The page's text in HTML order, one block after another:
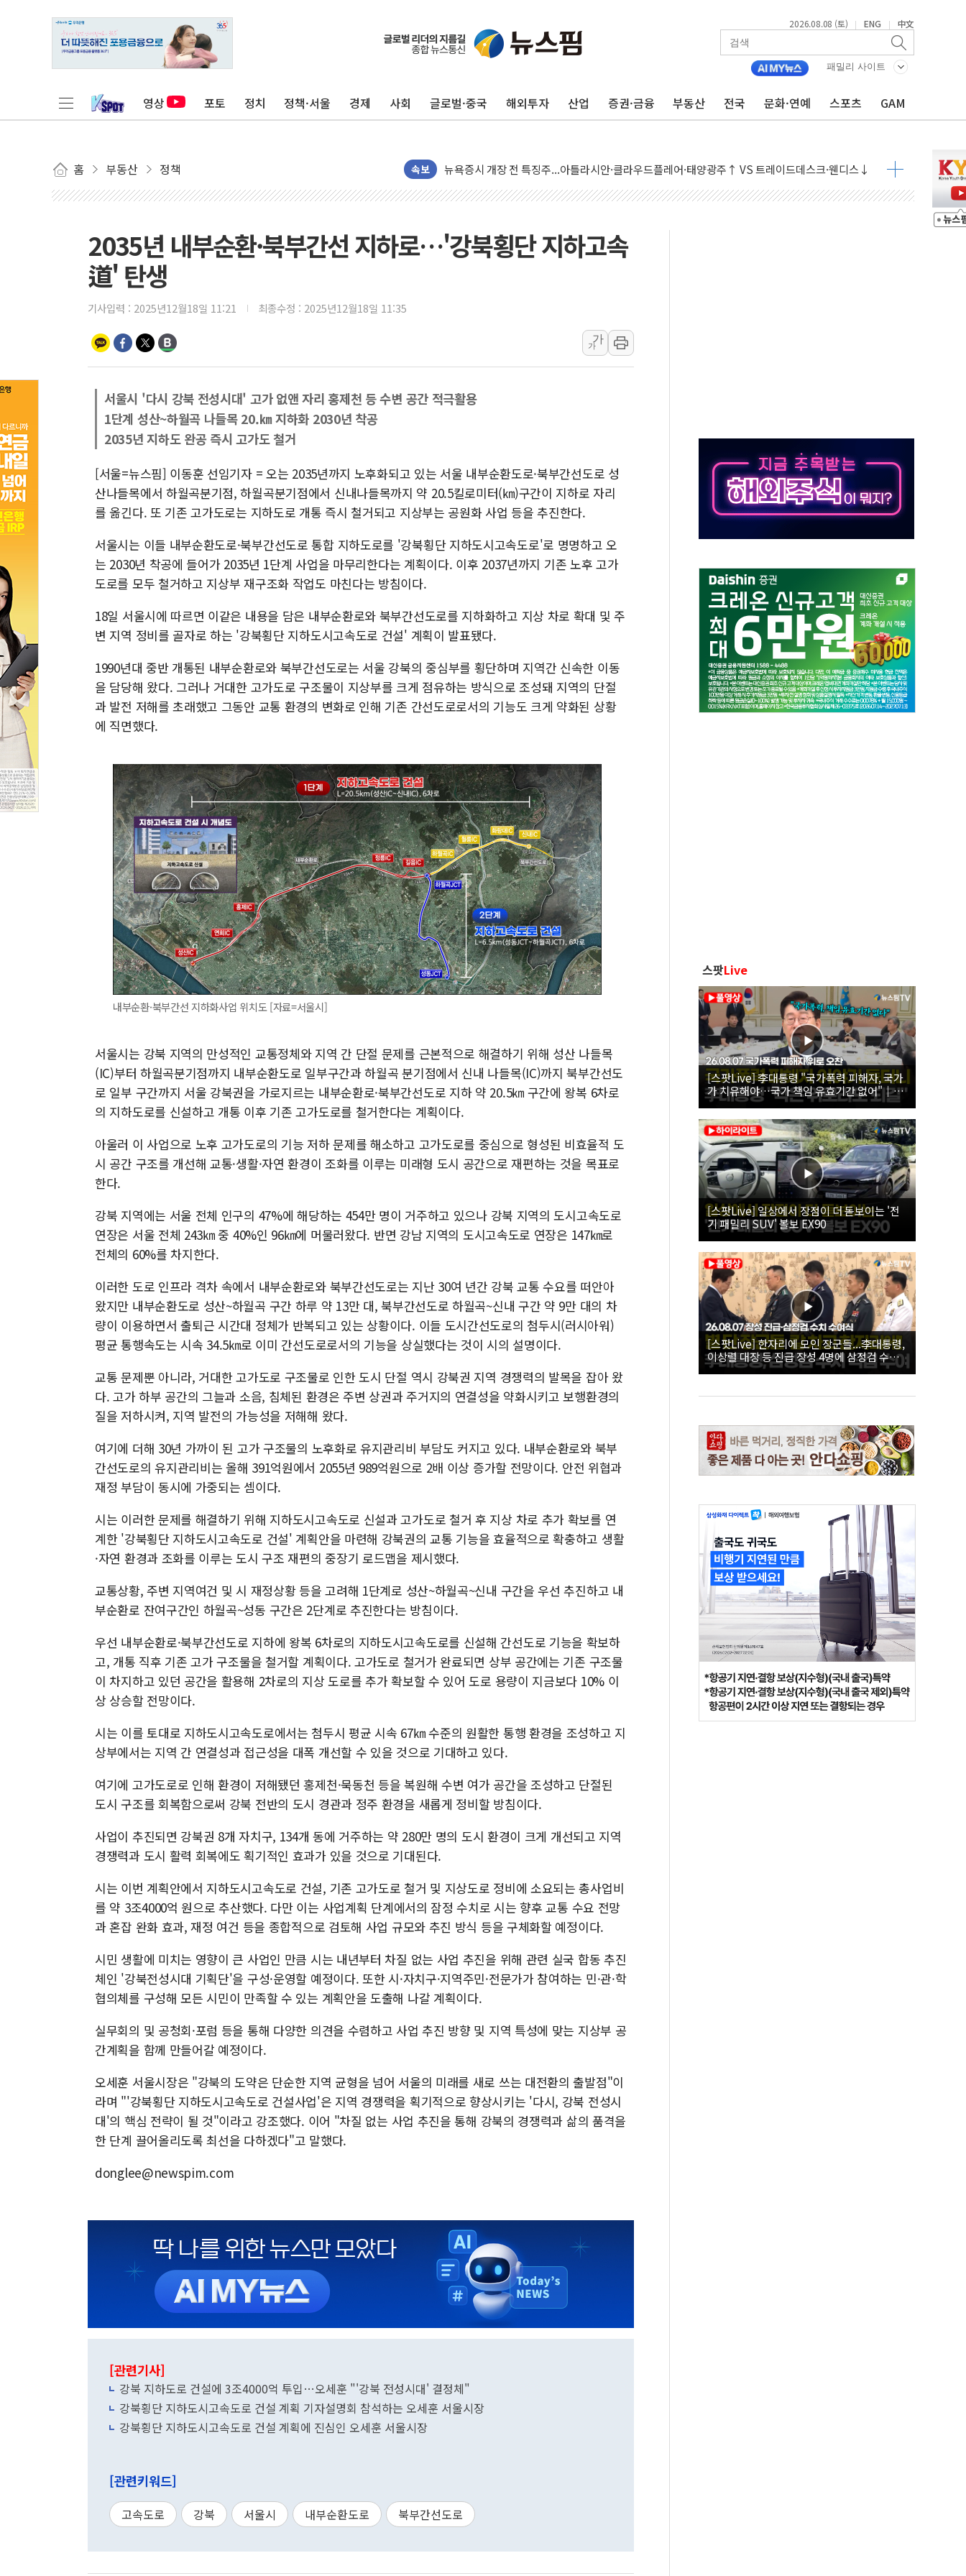
2026.08.08 (토) | ENG | 中文
패밀리 사이트
영상 포토 정치 정책·서울 경제 사회 글로벌·중국 해외투자 산업 증권·금융 부동산 전국 문화·연예 스포츠 GAM
홈 부동산 정책 속보
[종합] 이슬람 수니파 3국, '공동방위협정' 체결… 이스라엘·이란 위협에 맞설 자체 억지력 강화
트럼프, 백신·자폐증 행정명령 검토…"이르면 다음 주"
이란 핵심 원유 수출항 '하르그섬', 최근 1주일 이상 '올스톱'… 美 해상봉쇄 영향
美 고용 쇼크에 엔화 장중 급등…시장은 "또 개입했나" 촉각
[사진] 이슬람 수니파 3개국, 공동방위협정 체결
뉴욕증시 개장 전 특징주...아틀라시안·클라우드플레어·태양광주↑ VS 트레이드데스크·웬디스↓
트럼프 "금리 내려야"…파월 때와 달리 워시엔 톤 낮춰
李 대통령, '6시간 마라톤 부동산 2차 회의' 주재… "전폭적 공급 확대·속도전 총력"
트럼프, 中 겨냥 폴리실리콘 관세 15% 부과…美 태양광주 급등
[사진] 빈살만과 에르도안의 만남
이란와이어 "이란 최고지도자 위독…곧 사망해도 놀랍지 않아"
남동발전, 해남군에 국내 최대 규모 400MW 태양광 착공…여의도 1.6배 규모
[인도증시] 중동 불안 속 유가 상승에 소폭 하락...금융주 낙폭 커
2035년 내부순환·북부간선 지하로…'강북횡단 지하고속
道' 탄생
기사입력 : 2025년12월18일 11:21 최종수정 : 2025년12월18일 11:35
가
가
서울시 '다시 강북 전성시대' 고가 없앤 자리 홍제천 등 수변 공간 적극활용
1단계 성산~하월곡 나들목 20.㎞ 지하화 2030년 착공
2035년 지하도 완공 즉시 고가도 철거
[서울=뉴스핌] 이동훈 선임기자 = 오는 2035년까지 노후화되고 있는 서울 내부순환도로·북부간선도로 성
산나들목에서 하월곡분기점, 하월곡분기점에서 신내나들목까지 약 20.5킬로미터(㎞)구간이 지하로 자리
를 옮긴다. 또 기존 고가도로는 지하도로 개통 즉시 철거되고 지상부는 공원화 사업 등을 추진한다.
서울시는 이들 내부순환도로·북부간선도로 통합 지하도로를 '강북횡단 지하도시고속도로'로 명명하고 오
는 2030년 착공에 들어가 2035년 1단계 사업을 마무리한다는 계획이다. 이후 2037년까지 기존 노후 고가
도로를 모두 철거하고 지상부 재구조화 작업도 마친다는 방침이다.
18일 서울시에 따르면 이같은 내용을 담은 내부순환로와 북부간선도로를 지하화하고 지상 차로 확대 및 주
변 지역 정비를 골자로 하는 '강북횡단 지하도시고속도로 건설' 계획이 발표됐다.
1990년대 중반 개통된 내부순환로와 북부간선도로는 서울 강북의 중심부를 횡단하며 지역간 신속한 이동
을 담당해 왔다. 그러나 거대한 고가도로 구조물이 지상부를 크게 점유하는 방식으로 조성돼 지역의 단절
과 발전 저해를 초래했고 그동안 교통 환경의 변화로 인해 기존 간선도로로서의 기능도 크게 약화된 상황
에 직면했다.
내부순환·북부간선 지하화사업 위치도 [자료=서울시]
서울시는 강북 지역의 만성적인 교통정체와 지역 간 단절 문제를 근본적으로 해결하기 위해 성산 나들목
(IC)부터 하월곡분기점까지 내부순환도로 일부구간과 하월곡 분기점에서 신내 나들목(IC)까지 북부간선도
로 일부 구간까지 서울 강북권을 가로지르는 내부순환로·북부간선도로 지하 약 20.5㎞ 구간에 왕복 6차로
의 지하도로를 신설하고 개통 이후 기존 고가도로를 철거한다는 계획이다.
아울러 이 사업으로 노후 고가도로의 기능 저하 문제를 해소하고 고가도로를 중심으로 형성된 비효율적 도
시 공간 구조를 개선해 교통·생활·자연 환경이 조화를 이루는 미래형 도시 공간으로 재편하는 것을 목표로
한다.
강북 지역에는 서울 전체 인구의 47%에 해당하는 454만 명이 거주하고 있으나 강북 지역의 도시고속도로
연장은 서울 전체 243㎞ 중 40%인 96㎞에 머물러왔다. 반면 강남 지역의 도시고속도로 연장은 147㎞로
전체의 60%를 차지한다.
이러한 도로 인프라 격차 속에서 내부순환로와 북부간선도로는 지난 30여 년간 강북 교통 수요를 떠안아
왔지만 내부순환도로 성산~하월곡 구간 하루 약 13만 대, 북부간선도로 하월곡~신내 구간 약 9만 대의 차
량이 이용하면서 출퇴근 시간대 정체가 반복되고 있는 상황이다. 이들 도시간선도로의 첨두시(러시아워)
평균 통행속도는 시속 34.5㎞로 이미 간선도로로서의 기능을 상실했다는 것이 시의 설명이다.
교통 문제뿐 아니라, 거대한 고가도로 구조물로 인한 도시 단절 역시 강북권 지역 경쟁력의 발목을 잡아 왔
다. 고가 하부 공간의 그늘과 소음, 침체된 환경은 주변 상권과 주거지의 연결성을 약화시키고 보행환경의
질을 저하시켜, 지역 발전의 가능성을 저해해 왔다.
여기에 더해 30년 가까이 된 고가 구조물의 노후화로 유지관리비 부담도 커지고 있다. 내부순환로와 북부
간선도로의 유지관리비는 올해 391억원에서 2055년 989억원으로 2배 이상 증가할 전망이다. 안전 위협과
재정 부담이 동시에 가중되는 셈이다.
시는 이러한 문제를 해결하기 위해 지하도시고속도로 신설과 고가도로 철거 후 지상 차로 추가 확보를 연
계한 '강북횡단 지하도시고속도로 건설' 계획안을 마련해 강북권의 교통 기능을 효율적으로 확충하고 생활
·자연 환경과 조화를 이루는 도시 구조 재편의 중장기 로드맵을 제시했다.
교통상황, 주변 지역여건 및 시 재정상황 등을 고려해 1단계로 성산~하월곡~신내 구간을 우선 추진하고 내
부순환로 잔여구간인 하월곡~성동 구간은 2단계로 추진한다는 방침이다.
우선 내부순환로·북부간선도로 지하에 왕복 6차로의 지하도시고속도로를 신설해 간선도로 기능을 확보하
고, 개통 직후 기존 고가 구조물을 철거할 계획이다. 고가도로 철거가 완료되면 상부 공간에는 기존 구조물
이 차지하고 있던 공간을 활용해 2차로의 지상 도로를 추가 확보할 수 있어 도로 용량이 지금보다 10% 이
상 상승할 전망이다.
시는 이를 토대로 지하도시고속도로에서는 첨두시 평균 시속 67㎞ 수준의 원활한 통행 환경을 조성하고 지
상부에서는 지역 간 연결성과 접근성을 대폭 개선할 수 있을 것으로 기대하고 있다.
여기에 고가도로로 인해 환경이 저해됐던 홍제천·묵동천 등을 복원해 수변 여가 공간을 조성하고 단절된
도시 구조를 회복함으로써 강북 전반의 도시 경관과 정주 환경을 새롭게 정비할 방침이다.
사업이 추진되면 강북권 8개 자치구, 134개 동에 거주하는 약 280만 명의 도시 환경이 크게 개선되고 지역
경쟁력과 도시 활력 회복에도 획기적인 효과가 있을 것으로 기대된다.
시는 이번 계획안에서 지하도시고속도로 건설, 기존 고가도로 철거 및 지상도로 정비에 소요되는 총사업비
를 약 3조4000억 원으로 추산했다. 다만 이는 사업계획 단계에서의 잠정 수치로 시는 향후 교통 수요 전망
과 혼잡 완화 효과, 재정 여건 등을 종합적으로 검토해 사업 규모와 추진 방식 등을 구체화할 예정이다.
시민 생활에 미치는 영향이 큰 사업인 만큼 시는 내년부터 차질 없는 사업 추진을 위해 관련 실국 합동 추진
체인 '강북전성시대 기획단'을 구성·운영할 예정이다. 또한 시·자치구·지역주민·전문가가 참여하는 민·관·학
협의체를 구성해 모든 시민이 만족할 수 있는 계획안을 도출해 나갈 계획이다.
실무회의 및 공청회·포럼 등을 통해 다양한 의견을 수렴하고 사업 추진 방향 및 지역 특성에 맞는 지상부 공
간계획을 함께 만들어갈 예정이다.
오세훈 서울시장은 "강북의 도약은 단순한 지역 균형을 넘어 서울의 미래를 새로 쓰는 대전환의 출발점"이
라며 "'강북횡단 지하도시고속도로 건설사업'은 지역 경쟁력을 획기적으로 향상시키는 '다시, 강북 전성시
대'의 핵심 전략이 될 것"이라고 강조했다. 이어 "차질 없는 사업 추진을 통해 강북의 경쟁력과 삶의 품격을
한 단계 끌어올리도록 최선을 다하겠다"고 말했다.
donglee@newspim.com
[관련기사]
강북 지하도로 건설에 3조4000억 투입…오세훈 "'강북 전성시대' 결정체"
강북횡단 지하도시고속도로 건설 계획 기자설명회 참석하는 오세훈 서울시장
강북횡단 지하도시고속도로 건설 계획에 진심인 오세훈 서울시장
[관련키워드]
고속도로 강북 서울시 내부순환도로 북부간선도로
스팟Live
[스팟Live] 李대통령 "국가폭력 피해자, 국가
가 치유해야…국가 책임 유효기간 없어"｜
26.08.07 국가폭력 피해자 위로 오찬
[스팟Live] 일상에서 장점이 더 돋보이는 '전
기 패밀리 SUV' 볼보 EX90
[스팟Live] 한자리에 모인 장군들...李대통령,
이상렬 대장 등 진급 장성 4명에 삼정검 수치
직접 수여｜26.08.07 장성 진급·삼정검 수치